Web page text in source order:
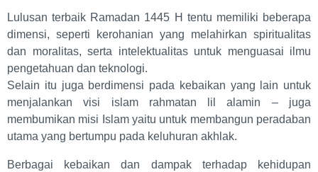
Lulusan terbaik Ramadan 1445 H tentu memiliki beberapa
dimensi, seperti kerohanian yang melahirkan spiritualitas
dan moralitas, serta intelektualitas untuk menguasai ilmu
pengetahuan dan teknologi.
Selain itu juga berdimensi pada kebaikan yang lain untuk
menjalankan visi islam rahmatan lil alamin – juga
membumikan misi Islam yaitu untuk membangun peradaban
utama yang bertumpu pada keluhuran akhlak.
Berbagai kebaikan dan dampak terhadap kehidupan